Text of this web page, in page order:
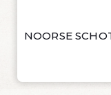
Wijn
Wijn Les
NOORSE